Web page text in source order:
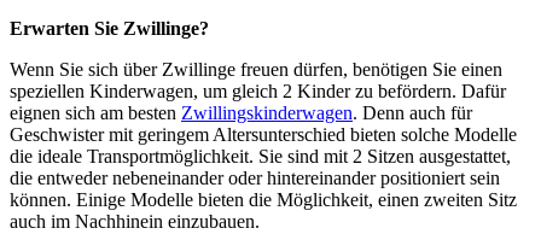
Erwarten Sie Zwillinge?
Wenn Sie sich über Zwillinge freuen dürfen, benötigen Sie einen
speziellen Kinderwagen, um gleich 2 Kinder zu befördern. Dafür
eignen sich am besten Zwillingskinderwagen. Denn auch für
Geschwister mit geringem Altersunterschied bieten solche Modelle
die ideale Transportmöglichkeit. Sie sind mit 2 Sitzen ausgestattet,
die entweder nebeneinander oder hintereinander positioniert sein
können. Einige Modelle bieten die Möglichkeit, einen zweiten Sitz
auch im Nachhinein einzubauen.